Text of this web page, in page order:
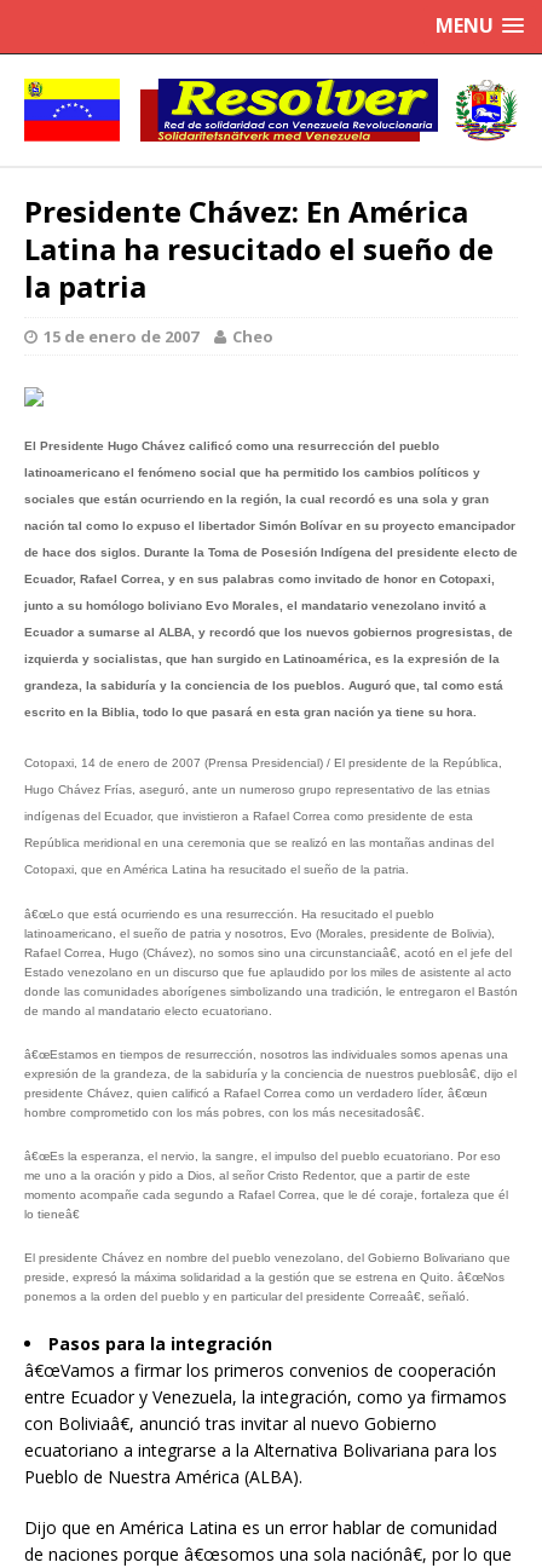
MENU
Presidente Chávez: En América
Latina ha resucitado el sueño de
la patria
15 de enero de 2007 Cheo
El Presidente Hugo Chávez calificó como una resurrección del pueblo
latinoamericano el fenómeno social que ha permitido los cambios políticos y
sociales que están ocurriendo en la región, la cual recordó es una sola y gran
nación tal como lo expuso el libertador Simón Bolívar en su proyecto emancipador
de hace dos siglos. Durante la Toma de Posesión Indígena del presidente electo de
Ecuador, Rafael Correa, y en sus palabras como invitado de honor en Cotopaxi,
junto a su homólogo boliviano Evo Morales, el mandatario venezolano invitó a
Ecuador a sumarse al ALBA, y recordó que los nuevos gobiernos progresistas, de
izquierda y socialistas, que han surgido en Latinoamérica, es la expresión de la
grandeza, la sabiduría y la conciencia de los pueblos. Auguró que, tal como está
escrito en la Biblia, todo lo que pasará en esta gran nación ya tiene su hora.
Cotopaxi, 14 de enero de 2007 (Prensa Presidencial) / El presidente de la República,
Hugo Chávez Frías, aseguró, ante un numeroso grupo representativo de las etnias
indígenas del Ecuador, que invistieron a Rafael Correa como presidente de esta
República meridional en una ceremonia que se realizó en las montañas andinas del
Cotopaxi, que en América Latina ha resucitado el sueño de la patria.
â€œLo que está ocurriendo es una resurrección. Ha resucitado el pueblo
latinoamericano, el sueño de patria y nosotros, Evo (Morales, presidente de Bolivia),
Rafael Correa, Hugo (Chávez), no somos sino una circunstanciaâ€, acotó en el jefe del
Estado venezolano en un discurso que fue aplaudido por los miles de asistente al acto
donde las comunidades aborígenes simbolizando una tradición, le entregaron el Bastón
de mando al mandatario electo ecuatoriano.
â€œEstamos en tiempos de resurrección, nosotros las individuales somos apenas una
expresión de la grandeza, de la sabiduría y la conciencia de nuestros pueblosâ€, dijo el
presidente Chávez, quien calificó a Rafael Correa como un verdadero líder, â€œun
hombre comprometido con los más pobres, con los más necesitadosâ€.
â€œEs la esperanza, el nervio, la sangre, el impulso del pueblo ecuatoriano. Por eso
me uno a la oración y pido a Dios, al señor Cristo Redentor, que a partir de este
momento acompañe cada segundo a Rafael Correa, que le dé coraje, fortaleza que él
lo tieneâ€
El presidente Chávez en nombre del pueblo venezolano, del Gobierno Bolivariano que
preside, expresó la máxima solidaridad a la gestión que se estrena en Quito. â€œNos
ponemos a la orden del pueblo y en particular del presidente Correaâ€, señaló.
Pasos para la integración
â€œVamos a firmar los primeros convenios de cooperación
entre Ecuador y Venezuela, la integración, como ya firmamos
con Boliviaâ€, anunció tras invitar al nuevo Gobierno
ecuatoriano a integrarse a la Alternativa Bolivariana para los
Pueblo de Nuestra América (ALBA).
Dijo que en América Latina es un error hablar de comunidad
de naciones porque â€œsomos una sola naciónâ€, por lo que